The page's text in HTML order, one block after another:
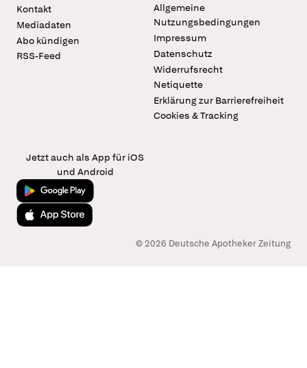
Kontakt
Mediadaten
Abo kündigen
RSS-Feed
Allgemeine
Nutzungsbedingungen
Impressum
Datenschutz
Widerrufsrecht
Netiquette
Erklärung zur Barrierefreiheit
Cookies & Tracking
Jetzt auch als App für iOS
und Android
Jetzt bei Google Play
Laden im App Store
© 2026 Deutsche Apotheker Zeitung